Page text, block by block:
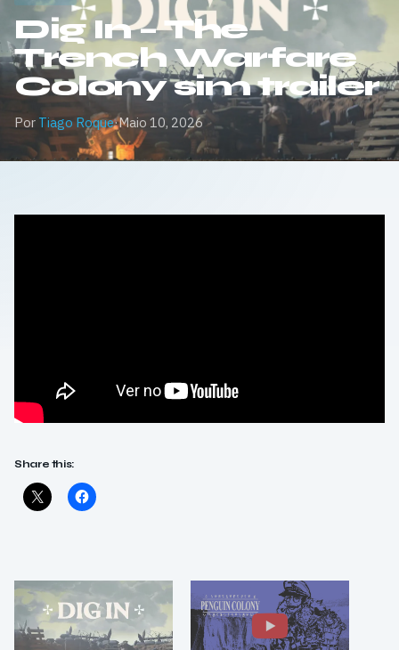
Dig In – The
Trench Warfare
Colony sim trailer
Por Tiago Roque·Maio 10, 2026
Share this: